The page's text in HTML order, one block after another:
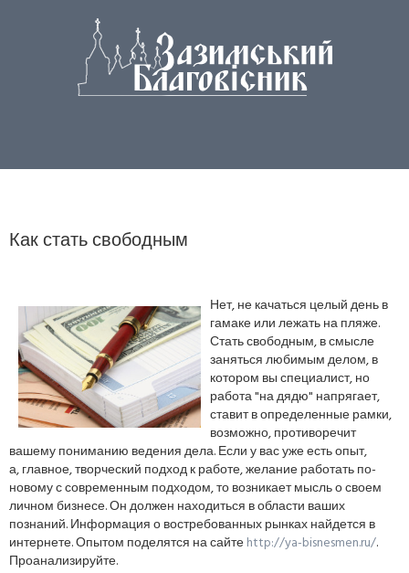
Как стать свободным
Нет, не качаться целый день в
гамаке или лежать на пляже.
Стать свободным, в смысле
заняться любимым делом, в
котором вы специалист, но
работа "на дядю" напрягает,
ставит в определенные рамки,
возможно, противоречит
вашему пониманию ведения дела. Если у вас уже есть опыт,
а, главное, творческий подход к работе, желание работать по-
новому с современным подходом, то возникает мысль о своем
личном бизнесе. Он должен находиться в области ваших
познаний. Информация о востребованных рынках найдется в
интернете. Опытом поделятся на сайтеhttp://ya-bisnesmen.ru/.
Проанализируйте.